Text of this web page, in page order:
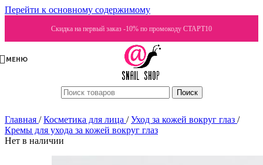
Перейти к основному содержимому
Скидка на первый заказ -10% по промокоду СТАРТ10
МЕНЮ
Поиск
Главная / Косметика для лица / Уход за кожей вокруг глаз /
Кремы для ухода за кожей вокруг глаз
Нет в наличии